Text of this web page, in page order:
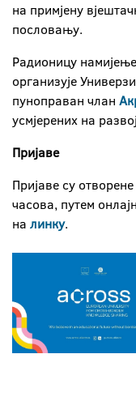
на примјену
пословању.
Радионицу
организује
пуноправан члан
усмјерених на
Пријаве
Пријаве су
часова, путем
на линку.